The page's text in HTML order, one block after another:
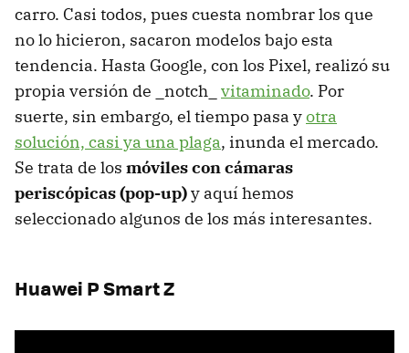
carro. Casi todos, pues cuesta nombrar los que
no lo hicieron, sacaron modelos bajo esta
tendencia. Hasta Google, con los Pixel, realizó su
propia versión de _notch_ vitaminado. Por
suerte, sin embargo, el tiempo pasa yotra
solución, casi ya una plaga, inunda el mercado.
Se trata de los móviles con cámaras
periscópicas (pop-up)y aquí hemos
seleccionado algunos de los más interesantes.
Huawei P Smart Z